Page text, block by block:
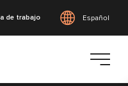
de trabajo Español